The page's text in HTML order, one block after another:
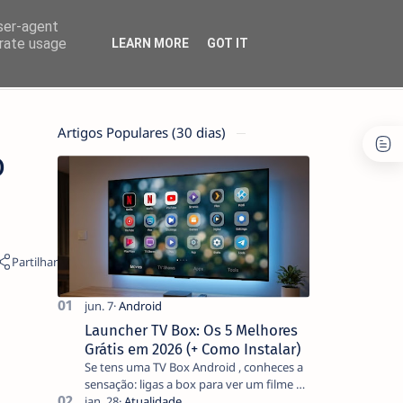
Artigos Populares (30 dias)
Launcher TV Box: Os 5 Melhores
Grátis em 2026 (+ Como Instalar)
Se tens uma TV Box Android , conheces a
sensação: ligas a box para ver um filme e
agent
usage
LEARN MORE GOT IT